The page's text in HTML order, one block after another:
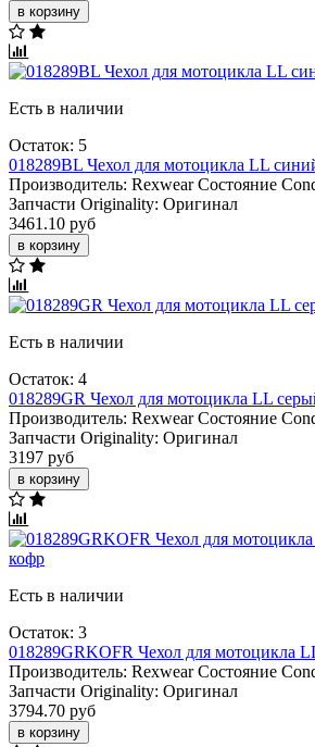
в корзину
Есть в наличии
Остаток: 5
018289BL Чехол для мотоцикла LL
Производитель: Rexwear Состояние
Запчасти Originality: Оригинал
3461.10 руб
в корзину
Есть в наличии
Остаток: 4
018289GR Чехол для мотоцикла LL
Производитель: Rexwear Состояние
Запчасти Originality: Оригинал
3197 руб
в корзину
Есть в наличии
Остаток: 3
018289GRKOFR Чехол для мотоцикла
Производитель: Rexwear Состояние
Запчасти Originality: Оригинал
3794.70 руб
в корзину